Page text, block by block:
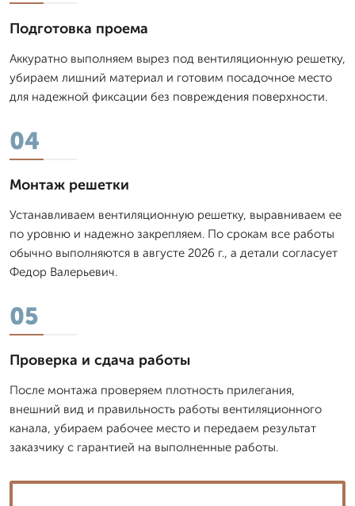
Подготовка проема
Аккуратно выполняем вырез под вентиляционную решетку,
убираем лишний материал и готовим посадочное место
для надежной фиксации без повреждения поверхности.
04
Монтаж решетки
Устанавливаем вентиляционную решетку, выравниваем ее
по уровню и надежно закрепляем. По срокам все работы
обычно выполняются в августе 2026 г., а детали согласует
Федор Валерьевич.
05
Проверка и сдача работы
После монтажа проверяем плотность прилегания,
внешний вид и правильность работы вентиляционного
канала, убираем рабочее место и передаем результат
заказчику с гарантией на выполненные работы.